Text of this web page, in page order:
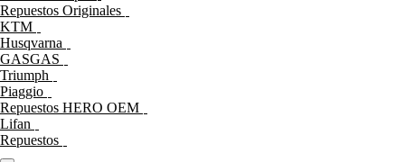
Repuestos Originales
KTM
Husqvarna
GASGAS
Triumph
Piaggio
Repuestos HERO OEM
Lifan
Repuestos